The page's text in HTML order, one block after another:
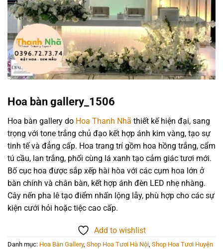
Hoa bàn gallery_1506
Hoa bàn gallery do Hoa Thanh Nhã thiết kế hiện đại, sang
trọng với tone trắng chủ đạo kết hợp ánh kim vàng, tạo sự
tinh tế và đẳng cấp. Hoa trang trí gồm hoa hồng trắng, cẩm
tú cầu, lan trắng, phối cùng lá xanh tạo cảm giác tươi mới.
Bố cục hoa được sắp xếp hài hòa với các cụm hoa lớn ở
bàn chính và chân bàn, kết hợp ánh đèn LED nhẹ nhàng.
Cây nến pha lê tạo điểm nhấn lộng lẫy, phù hợp cho các sự
kiện cưới hỏi hoặc tiệc cao cấp.
Add to wishlist
Danh mục: Hoa Bàn Gallery, Shop Hoa Tươi Hà Nội, Shop Hoa Tươi Huyện